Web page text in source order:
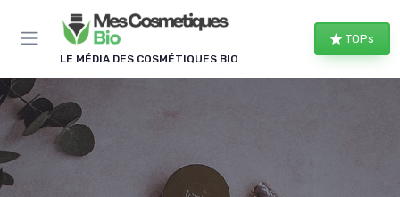
LE MÉDIA DES COSMÉTIQUES BIO
TOPs
Panneau de gestion des cookies